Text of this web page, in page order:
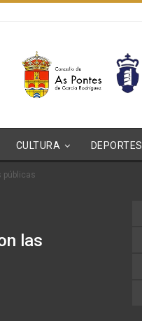
CULTURA DEPORTES
públicas
las